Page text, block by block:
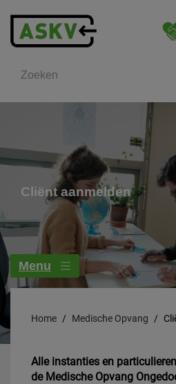
Zoeken
Cliënt aanmelden
Menu
Home Medische Opvang
Alle instanties en
de Medische Opvang